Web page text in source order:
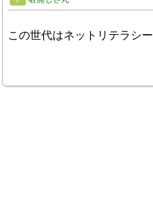
この世代はネットリテラシ